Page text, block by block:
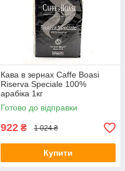
Кава в зернах Caffe Boasi
Riserva Speciale 100%
арабіка 1кг
Готово до відправки
922 ₴ 1 024 ₴
Купити